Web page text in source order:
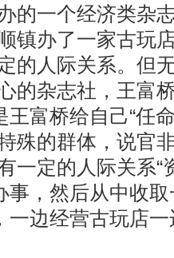
的一个经济类杂
镇办了一家古玩
的人际关系。但
的杂志社，王富
王富桥给自己“任
的群体，说官非
一定的人际关系“
事，然后从中收
一边经营古玩店